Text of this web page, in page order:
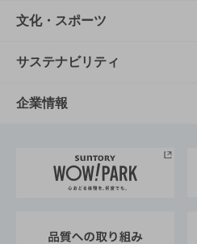
商品一覧
商品発売情報
栄養成分一覧
知る・楽しむTOP
キャンペーン
工場見学
地域情報
文化・スポーツ
文化・スポーツTOP
サントリーホール
サントリーサンバーズ大阪
サステナビリティ
サステナビリティTOP
サントリーが考えるサステ
企業情報
企業概要